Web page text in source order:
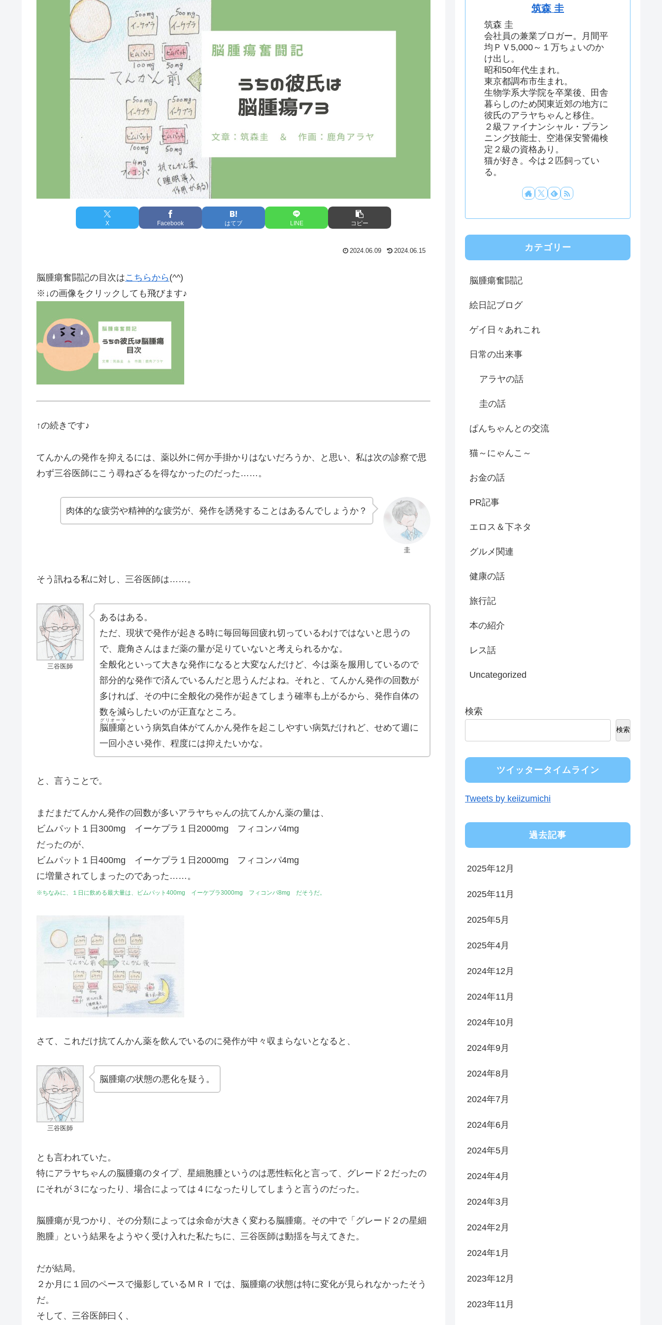
X Facebook はてブ LINE コピー
2024.06.09 2024.06.15
脳腫瘍奮闘記の目次はこちらから (^^)
※↓の画像をクリックしても飛びます♪
↑の続きです♪
てんかんの発作を抑えるには、薬以外に何か手掛かりはないだろうか、と思い、私は次の診察で思
わず三谷医師にこう尋ねざるを得なかったのだった……。
圭
肉体的な疲労や精神的な疲労が、発作を誘発することはあるんでしょうか？
そう訊ねる私に対し、三谷医師は……。
三谷医師
あるはある。
ただ、現状で発作が起きる時に毎回毎回疲れ切っているわけではないと思うの
で、鹿角さんはまだ薬の量が足りていないと考えられるかな。
全般化といって大きな発作になると大変なんだけど、今は薬を服用しているので
部分的な発作で済んでいるんだと思うんだよね。それと、てんかん発作の回数が
多ければ、その中に全般化の発作が起きてしまう確率も上がるから、発作自体の
数を減らしたいのが正直なところ。
脳腫瘍
グリオーマ
という病気自体がてんかん発作を起こしやすい病気だけれど、せめて週に
一回小さい発作、程度には抑えたいかな。
と、言うことで。
まだまだてんかん発作の回数が多いアラヤちゃんの抗てんかん薬の量は、
ビムパット１日300mg イーケプラ１日2000mg フィコンパ4mg
だったのが、
ビムパット１日400mg イーケプラ１日2000mg フィコンパ4mg
に増量されてしまったのであった……。
※ちなみに、１日に飲める最大量は、ビムパット400mg イーケプラ3000mg フィコンパ8mg だそうだ。
さて、これだけ抗てんかん薬を飲んでいるのに発作が中々収まらないとなると、
三谷医師
脳腫瘍の状態の悪化を疑う。
とも言われていた。
特にアラヤちゃんの脳腫瘍のタイプ、星細胞腫というのは悪性転化と言って、グレード２だったの
にそれが３になったり、場合によっては４になったりしてしまうと言うのだった。
脳腫瘍が見つかり、その分類によっては余命が大きく変わる脳腫瘍。その中で「グレード２の星細
胞腫」という結果をようやく受け入れた私たちに、三谷医師は動揺を与えてきた。
だが結局。
２か月に１回のペースで撮影しているＭＲＩでは、脳腫瘍の状態は特に変化が見られなかったそう
だ。
そして、三谷医師曰く、
筑森 圭
筑森 圭
会社員の兼業ブロガー。月間平
均ＰＶ5,000～１万ちょいのか
け出し。
昭和50年代生まれ。
東京都調布市生まれ。
生物学系大学院を卒業後、田舎
暮らしのため関東近郊の地方に
彼氏のアラヤちゃんと移住。
２級ファイナンシャル・プラン
ニング技能士、空港保安警備検
定２級の資格あり。
猫が好き。今は２匹飼ってい
る。
カテゴリー
脳腫瘍奮闘記
絵日記ブログ
ゲイ日々あれこれ
日常の出来事
アラヤの話
圭の話
ぱんちゃんとの交流
猫～にゃんこ～
お金の話
PR記事
エロス＆下ネタ
グルメ関連
健康の話
旅行記
本の紹介
レス話
Uncategorized
検索
検索
ツイッタータイムライン
Tweets by keiizumichi
過去記事
2025年12月
2025年11月
2025年5月
2025年4月
2024年12月
2024年11月
2024年10月
2024年9月
2024年8月
2024年7月
2024年6月
2024年5月
2024年4月
2024年3月
2024年2月
2024年1月
2023年12月
2023年11月